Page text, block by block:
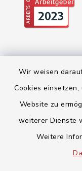
Wir weisen
Cookies
Website zu
weiterer Dienste
Weitere